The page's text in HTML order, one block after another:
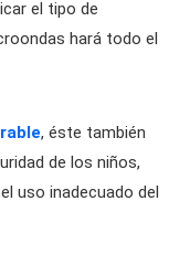
el tipo de
hará todo el
, éste también
de los niños,
uso inadecuado del